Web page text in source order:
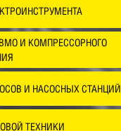
И КОМПРЕССОРНОГО
И НАСОСНЫХ СТАНЦИЙ
ТЕХНИКИ